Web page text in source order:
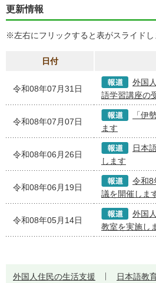
更新情報
※左右にフリックすると表がスライドし
日付
令和08年07月31日
外国
語学習講座の
令和08年07月07日
「伊
ます
令和08年06月26日
日本
します
令和08年06月19日
令和8
議を開催しま
令和08年05月14日
外国
教室を実施し
外国人住民の生活支援
日本語教